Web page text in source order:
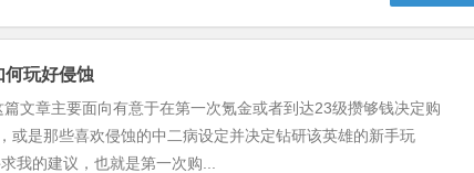
玩好侵蚀
文章主要面向有意于在第一次氪金或者到达23级攒够钱决定购
或是那些喜欢侵蚀的中二病设定并决定钻研该英雄的新手玩
我的建议，也就是第一次购...